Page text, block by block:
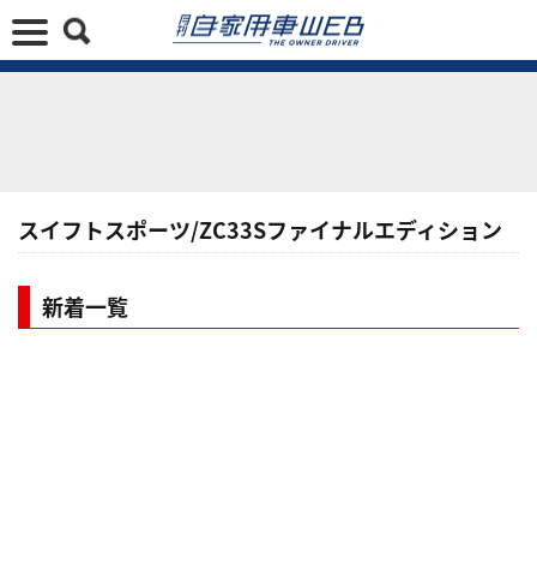
スイフトスポーツ/ZC33Sファイナルエディション
新着一覧